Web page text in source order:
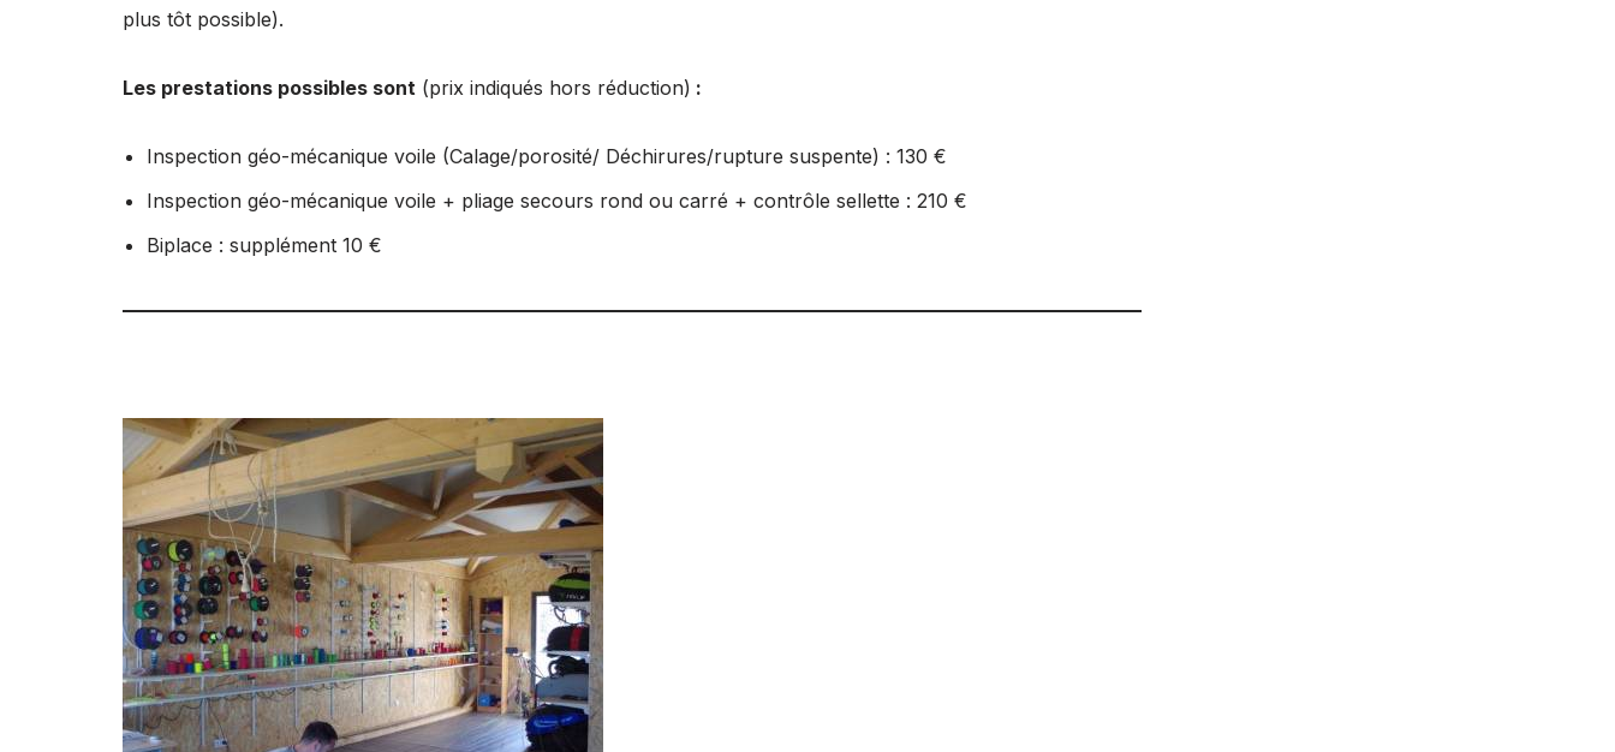
plus tôt possible).
Les prestations possibles sont (prix indiqués hors réduction) :
Inspection géo-mécanique voile (Calage/porosité/ Déchirures/rupture suspente) : 130 €
Inspection géo-mécanique voile + pliage secours rond ou carré + contrôle sellette : 210 €
Biplace : supplément 10 €